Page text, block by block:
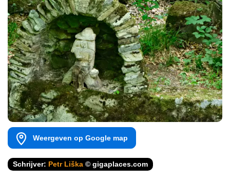
Weergeven op Google map
Schrijver: Petr Liška © gigaplaces.com